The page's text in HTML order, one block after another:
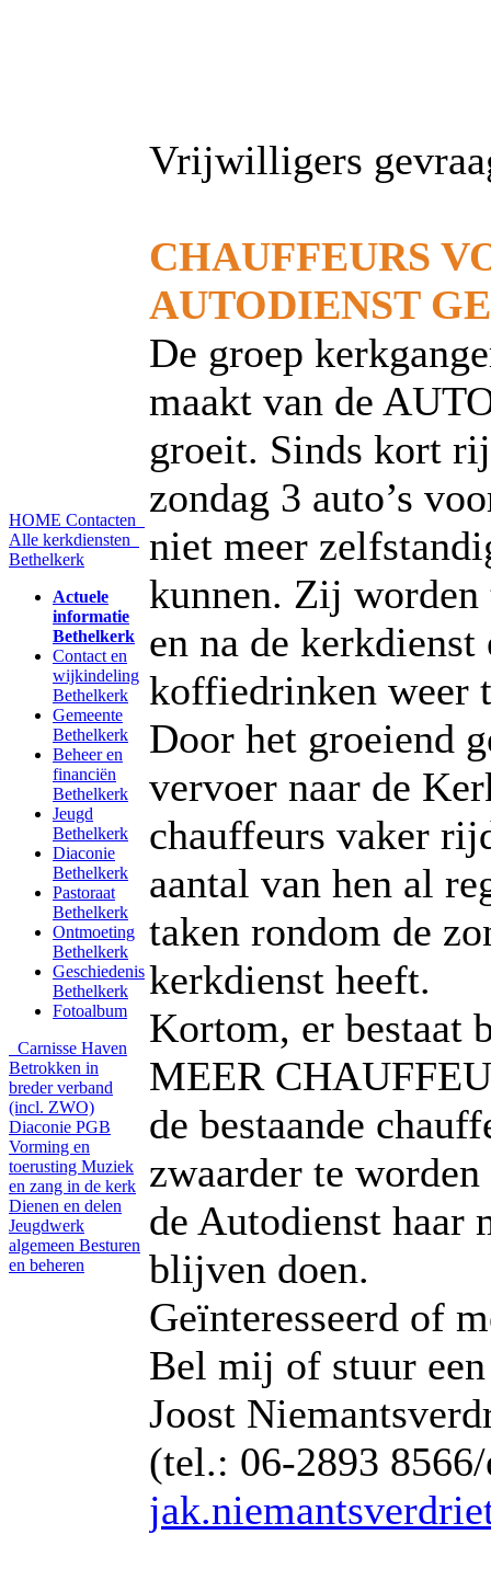
HOME Contacten
Alle kerkdiensten
Bethelkerk
Actuele
informatie
Bethelkerk
Contact en
wijkindeling
Bethelkerk
Gemeente
Bethelkerk
Beheer en
financiën
Bethelkerk
Jeugd
Bethelkerk
Diaconie
Bethelkerk
Pastoraat
Bethelkerk
Ontmoeting
Bethelkerk
Geschiedenis
Bethelkerk
Fotoalbum
Carnisse Haven
Betrokken in
breder verband
(incl. ZWO)
Diaconie PGB
Vorming en
toerusting Muziek
en zang in de kerk
Dienen en delen
Jeugdwerk
algemeen Besturen
en beheren
Vrijwilligers
CHAUFFEURS
AUTODIENST
De groep
maakt van de
groeit. Sinds kort
zondag 3 auto’s
niet meer
kunnen. Zij worden
en na de kerkdienst
koffiedrinken weer
Door het groeiend
vervoer naar de
chauffeurs vaker
aantal van hen al
taken rondom de
kerkdienst heeft.
Kortom, er bestaat
MEER
de bestaande
zwaarder te
de Autodienst haar
blijven doen.
Geïnteresseerd of
Bel mij of stuur
Joost
(tel.: 06-2893